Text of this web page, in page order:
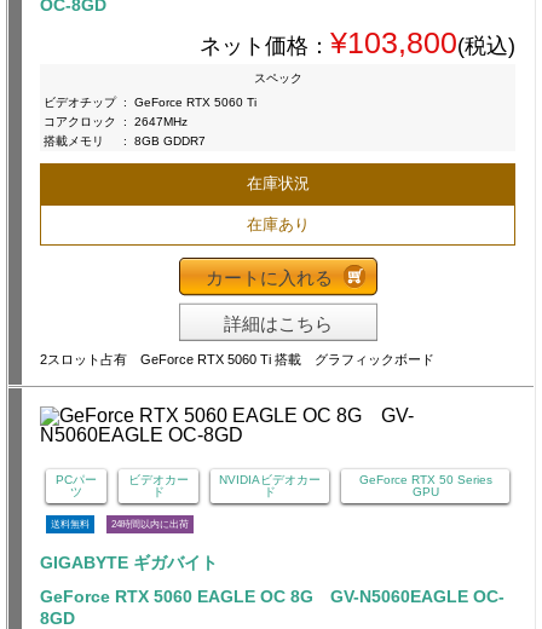
OC-8GD
ネット価格： ¥103,800(税込)
スペック
ビデオチップ :
GeForce RTX 5060 Ti
コアクロック
:
2647MHz
搭載メモリ
: 8GB GDDR7
在庫状況
在庫あり
カートに入れる
詳細はこちら
2スロット占有 GeForce RTX 5060 Ti 搭載 グラフィックボード
PCパー
ツ
ビデオカー
ド
NVIDIAビデオカー
ド
GeForce RTX 50 Series
GPU
送料無料 24時間以内に出荷
GIGABYTE ギガバイト
GeForce RTX 5060 EAGLE OC 8G GV-N5060EAGLE OC-
8GD